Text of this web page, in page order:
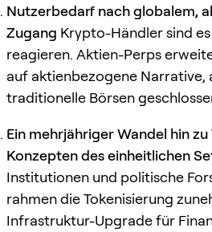
Nutzerbedarf nach globalem,
Zugang Krypto-Händler sind
reagieren. Aktien-Perps
auf aktienbezogene Narrative,
traditionelle Börsen
Ein mehrjähriger Wandel hin
Konzepten des einheitlichen
Institutionen und politische
rahmen die Tokenisierung
Infrastruktur-Upgrade für